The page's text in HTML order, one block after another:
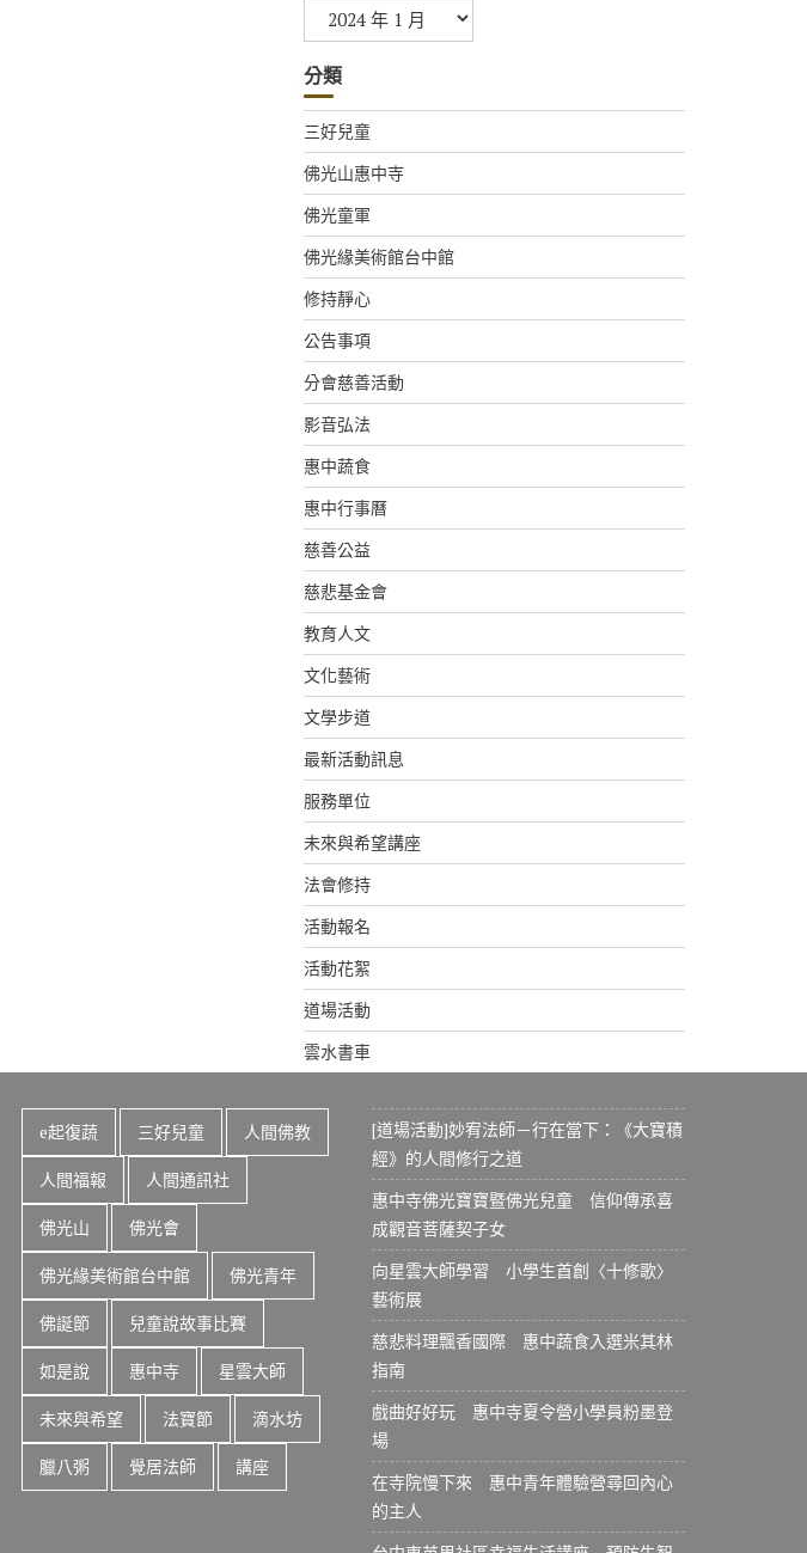
整
分類
三好兒童
佛光山惠中寺
佛光童軍
佛光緣美術館台中館
修持靜心
公告事項
分會慈善活動
影音弘法
惠中蔬食
惠中行事曆
慈善公益
慈悲基金會
教育人文
文化藝術
文學步道
最新活動訊息
服務單位
未來與希望講座
法會修持
活動報名
活動花絮
道場活動
雲水書車
e起復蔬 三好兒童 人間佛教
人間福報 人間通訊社
佛光山 佛光會
佛光緣美術館台中館 佛光青年
佛誕節 兒童說故事比賽
如是說 惠中寺 星雲大師
未來與希望 法寶節 滴水坊
臘八粥 覺居法師 講座
[道場活動]妙宥法師－行在當下：《大寶積
經》的人間修行之道
惠中寺佛光寶寶暨佛光兒童 信仰傳承喜
成觀音菩薩契子女
向星雲大師學習 小學生首創〈十修歌〉
藝術展
慈悲料理飄香國際 惠中蔬食入選米其林
指南
戲曲好好玩 惠中寺夏令營小學員粉墨登
場
在寺院慢下來 惠中青年體驗營尋回內心
的主人